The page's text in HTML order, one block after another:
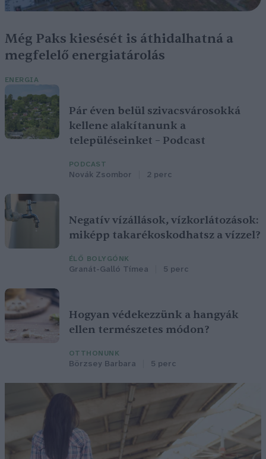
Még Paks kiesését is áthidalhatná a
megfelelő energiatárolás
ENERGIA
Pár éven belül szivacsvárosokká
kellene alakítanunk a
településeinket – Podcast
PODCAST
Novák Zsombor 2 perc
Negatív vízállások, vízkorlátozások:
miképp takarékoskodhatsz a vízzel?
ÉLŐ BOLYGÓNK
Granát-Galló Tímea 5 perc
Hogyan védekezzünk a hangyák
ellen természetes módon?
OTTHONUNK
Börzsey Barbara 5 perc